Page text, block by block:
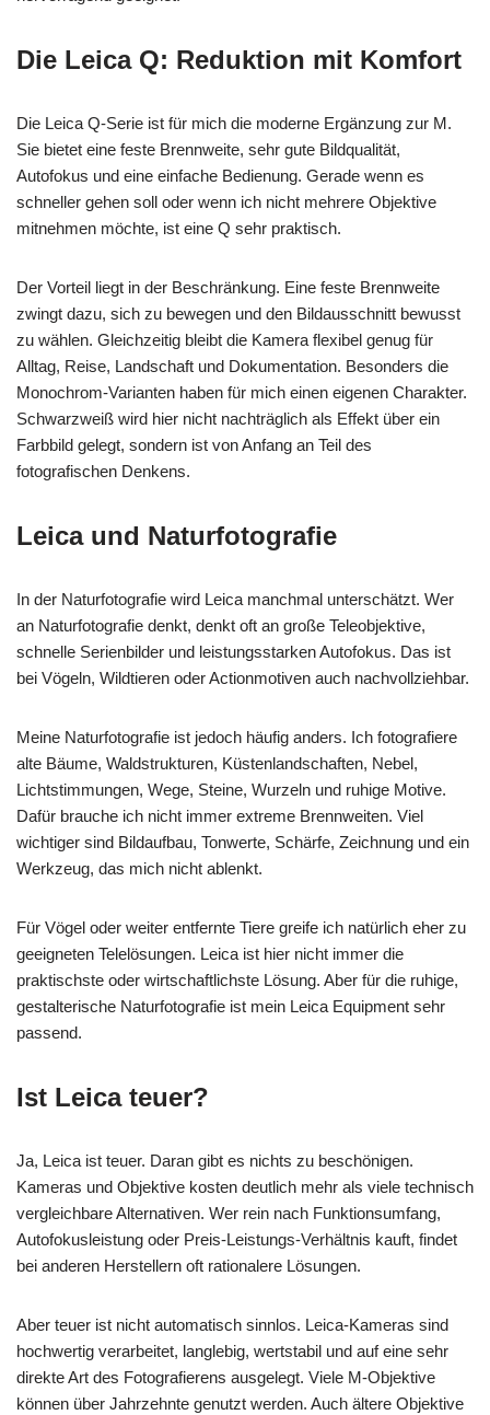
Die Leica Q: Reduktion mit Komfort
Die Leica Q-Serie ist für mich die moderne Ergänzung zur M.
Sie bietet eine feste Brennweite, sehr gute Bildqualität,
Autofokus und eine einfache Bedienung. Gerade wenn es
schneller gehen soll oder wenn ich nicht mehrere Objektive
mitnehmen möchte, ist eine Q sehr praktisch.
Der Vorteil liegt in der Beschränkung. Eine feste Brennweite
zwingt dazu, sich zu bewegen und den Bildausschnitt bewusst
zu wählen. Gleichzeitig bleibt die Kamera flexibel genug für
Alltag, Reise, Landschaft und Dokumentation. Besonders die
Monochrom-Varianten haben für mich einen eigenen Charakter.
Schwarzweiß wird hier nicht nachträglich als Effekt über ein
Farbbild gelegt, sondern ist von Anfang an Teil des
fotografischen Denkens.
Leica und Naturfotografie
In der Naturfotografie wird Leica manchmal unterschätzt. Wer
an Naturfotografie denkt, denkt oft an große Teleobjektive,
schnelle Serienbilder und leistungsstarken Autofokus. Das ist
bei Vögeln, Wildtieren oder Actionmotiven auch nachvollziehbar.
Meine Naturfotografie ist jedoch häufig anders. Ich fotografiere
alte Bäume, Waldstrukturen, Küstenlandschaften, Nebel,
Lichtstimmungen, Wege, Steine, Wurzeln und ruhige Motive.
Dafür brauche ich nicht immer extreme Brennweiten. Viel
wichtiger sind Bildaufbau, Tonwerte, Schärfe, Zeichnung und ein
Werkzeug, das mich nicht ablenkt.
Für Vögel oder weiter entfernte Tiere greife ich natürlich eher zu
geeigneten Telelösungen. Leica ist hier nicht immer die
praktischste oder wirtschaftlichste Lösung. Aber für die ruhige,
gestalterische Naturfotografie ist mein Leica Equipment sehr
passend.
Ist Leica teuer?
Ja, Leica ist teuer. Daran gibt es nichts zu beschönigen.
Kameras und Objektive kosten deutlich mehr als viele technisch
vergleichbare Alternativen. Wer rein nach Funktionsumfang,
Autofokusleistung oder Preis-Leistungs-Verhältnis kauft, findet
bei anderen Herstellern oft rationalere Lösungen.
Aber teuer ist nicht automatisch sinnlos. Leica-Kameras sind
hochwertig verarbeitet, langlebig, wertstabil und auf eine sehr
direkte Art des Fotografierens ausgelegt. Viele M-Objektive
können über Jahrzehnte genutzt werden. Auch ältere Objektive